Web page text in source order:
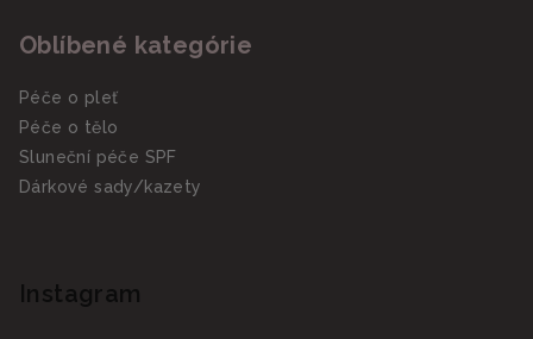
Oblíbené kategórie
Péče o pleť
Péče o tělo
Sluneční péče SPF
Dárkové sady/kazety
Instagram